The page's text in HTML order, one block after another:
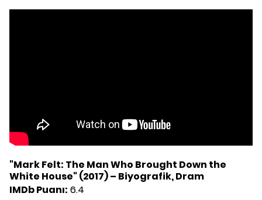
"Mark Felt: The Man Who Brought Down the
White House" (2017) – Biyografik, Dram
IMDb Puanı: 6.4